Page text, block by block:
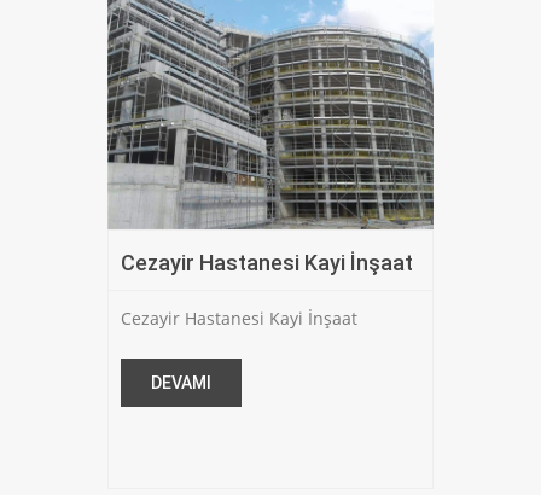
Cezayir Hastanesi Kayi İnşaat
Cezayir Hastanesi Kayi İnşaat
DEVAMI